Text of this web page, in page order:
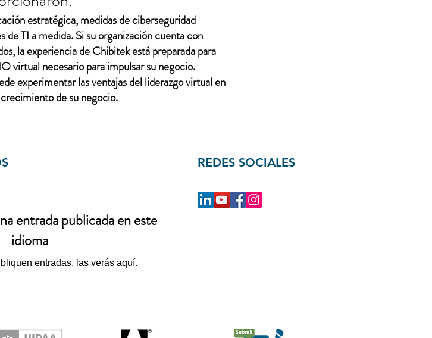
estratégica, medidas de ciberseguridad
TI a medida. Si su organización cuenta con
la experiencia de Chibitek está preparada para
virtual necesario para impulsar su negocio.
experimentar las ventajas del liderazgo virtual en
de su negocio.
entrada publicada en este
idioma
entradas, las verás aquí.
REDES SOCIALES